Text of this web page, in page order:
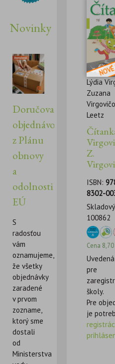
Novinky
Doručovanie
objednávok
z Plánu
obnovy
a
odolnosti
EÚ
S
radosťou
vám
oznamujeme,
že všetky
objednávky
zaradené
v prvom
zozname,
ktorý sme
dostali
od
Ministerstva
Lýdia
Zuzana
Leetz
Z.
ISBN:
8302-
100862
Cena
pre
školy.
Pre
je